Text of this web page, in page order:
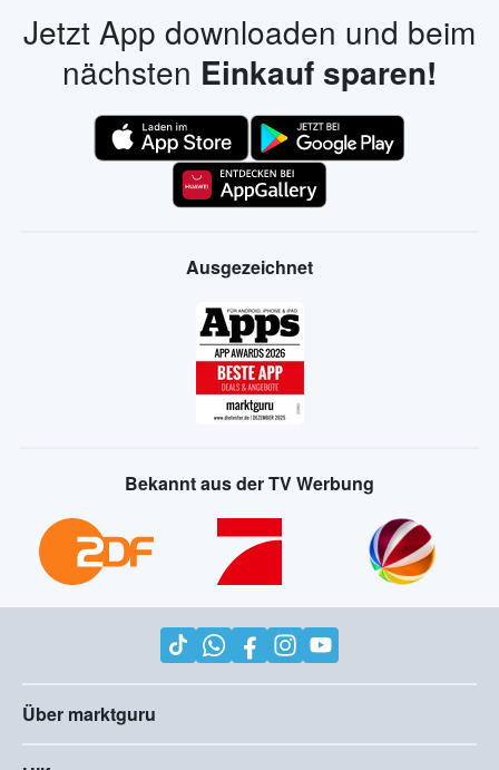
Jetzt App downloaden und beim
nächsten Einkauf sparen!
Ausgezeichnet
Bekannt aus der TV Werbung
Über marktguru